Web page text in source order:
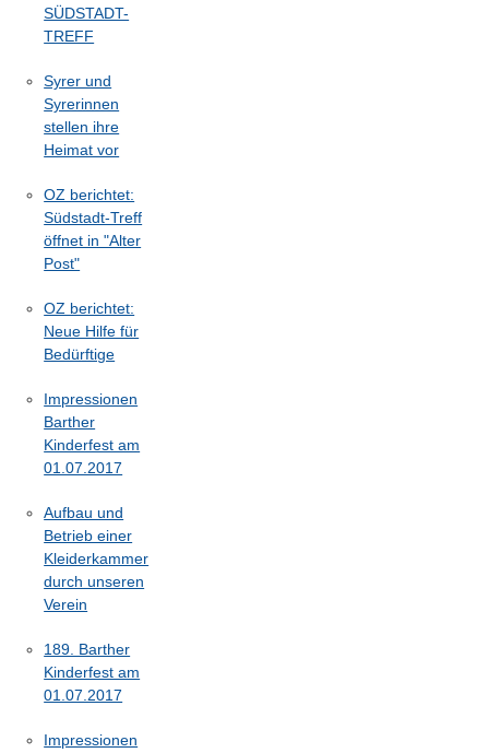
SÜDSTADT-
TREFF
Syrer und
Syrerinnen
stellen ihre
Heimat vor
OZ berichtet:
Südstadt-Treff
öffnet in "Alter
Post"
OZ berichtet:
Neue Hilfe für
Bedürftige
Impressionen
Barther
Kinderfest am
01.07.2017
Aufbau und
Betrieb einer
Kleiderkammer
durch unseren
Verein
189. Barther
Kinderfest am
01.07.2017
Impressionen